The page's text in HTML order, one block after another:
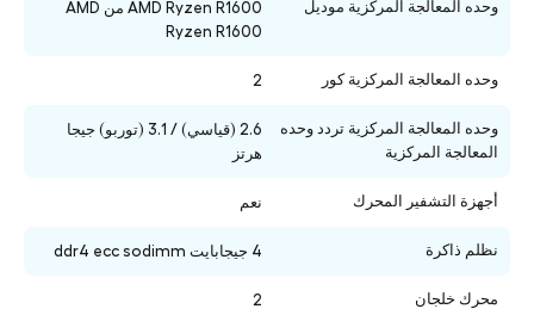
وحده المعالجة المركزية موديل
AMD Ryzen R1600 من AMD
Ryzen R1600
وحده المعالجة المركزية كور 2
وحده المعالجة المركزية تردد وحده
المعالجة المركزية
2.6 (قياسي) / 3.1 (توربو) جيجا
هرتز
أجهزة التشفير المحرك نعم
نظلم ذاكرة 4 جيجابايت ddr4 ecc sodimm
محرك خلجان 2